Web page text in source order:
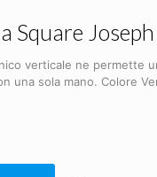
Square
verticale ne permette
una sola mano. Colore